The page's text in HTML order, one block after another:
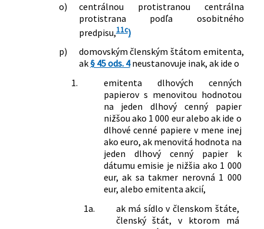
o)
centrálnou protistranou centrálna
protistrana podľa osobitného
predpisu,11c)
p)
domovským členským štátom emitenta,
ak§ 45 ods. 4neustanovuje inak, ak ide o
1.
emitenta dlhových cenných
papierov s menovitou hodnotou
na jeden dlhový cenný papier
nižšou ako 1 000 eur alebo ak ide o
dlhové cenné papiere v mene inej
ako euro, ak menovitá hodnota na
jeden dlhový cenný papier k
dátumu emisie je nižšia ako 1 000
eur, ak sa takmer nerovná 1 000
eur, alebo emitenta akcií,
1a.
ak má sídlo v členskom štáte,
členský štát, v ktorom má